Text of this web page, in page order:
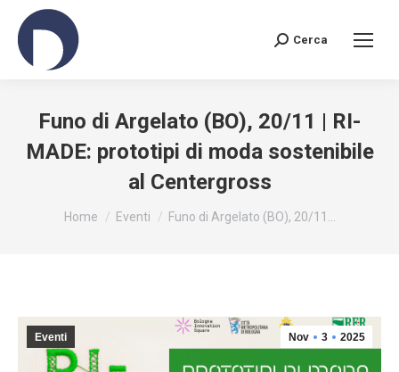
Search:
Cerca
Funo di Argelato (BO), 20/11 | RI-
MADE: prototipi di moda sostenibile
al Centergross
You are here:
Home Eventi Funo di Argelato (BO), 20/11…
Nov 3 2025
Eventi